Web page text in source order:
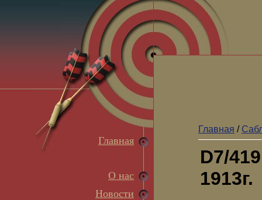
Главная
О нас
Новости
Главная /
D7/
1913г.